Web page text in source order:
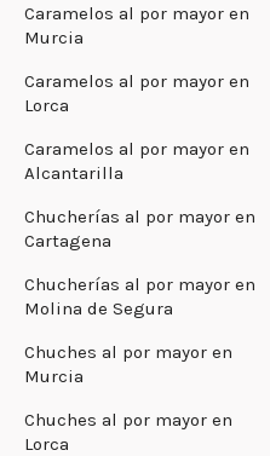
Caramelos al por mayor en
Murcia
Caramelos al por mayor en
Lorca
Caramelos al por mayor en
Alcantarilla
Chucherías al por mayor en
Cartagena
Chucherías al por mayor en
Molina de Segura
Chuches al por mayor en
Murcia
Chuches al por mayor en
Lorca